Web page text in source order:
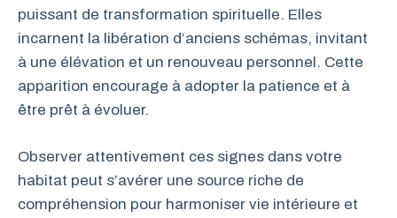
puissant de transformation spirituelle. Elles
incarnent la libération d’anciens schémas, invitant
à une élévation et un renouveau personnel. Cette
apparition encourage à adopter la patience et à
être prêt à évoluer.
Observer attentivement ces signes dans votre
habitat peut s’avérer une source riche de
compréhension pour harmoniser vie intérieure et